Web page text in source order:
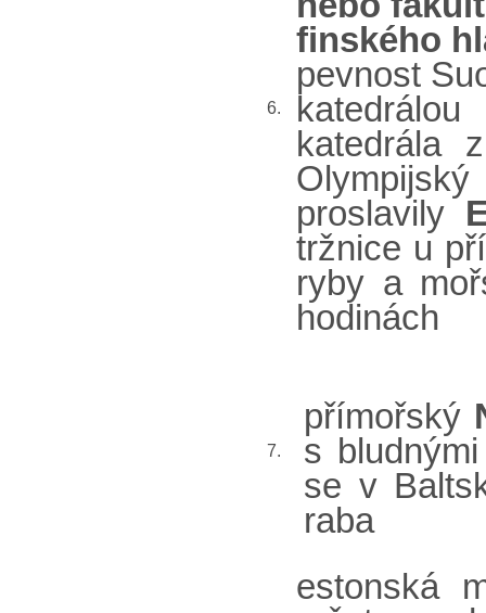
6.
finského
pevnost
katedrála
proslavily
tržnice u
ryby a
hodinách
7.
přímořský
s
se v
raba
estonská